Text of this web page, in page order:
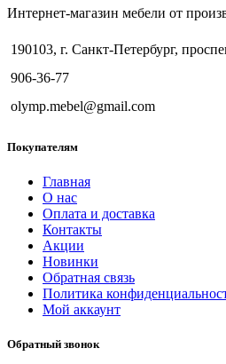
Интернет-магазин мебели от
190103, г. Санкт-Петербург,
906-36-77
olymp.mebel@gmail.com
Покупателям
Главная
О нас
Оплата и доставка
Контакты
Акции
Новинки
Обратная связь
Политика
Мой аккаунт
Обратный звонок